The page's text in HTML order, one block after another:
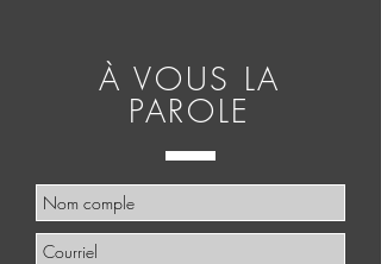
À VOUS LA
PAROLE